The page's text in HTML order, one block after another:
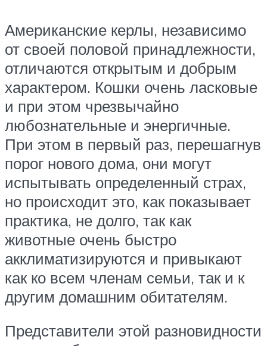
Американские керлы, независимо
от своей половой принадлежности,
отличаются открытым и добрым
характером. Кошки очень ласковые
и при этом чрезвычайно
любознательные и энергичные.
При этом в первый раз, перешагнув
порог нового дома, они могут
испытывать определенный страх,
но происходит это, как показывает
практика, не долго, так как
животные очень быстро
акклиматизируются и привыкают
как ко всем членам семьи, так и к
другим домашним обитателям.
Представители этой разновидности